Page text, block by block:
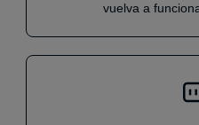
vuelva a